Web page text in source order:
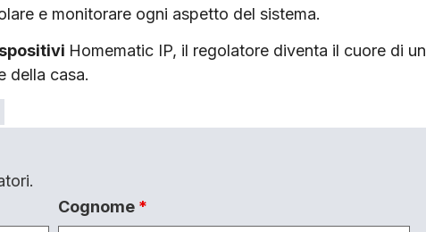
e monitorare ogni aspetto del sistema.
Homematic IP, il regolatore diventa il cuore di un
della casa.
Cognome *